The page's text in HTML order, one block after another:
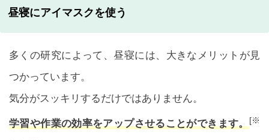
昼寝にアイマスクを使う
多くの研究によって、昼寝には、大きなメリットが見
つかっています。
気分がスッキリするだけではありません。
学習や作業の効率をアップさせることができます。[※